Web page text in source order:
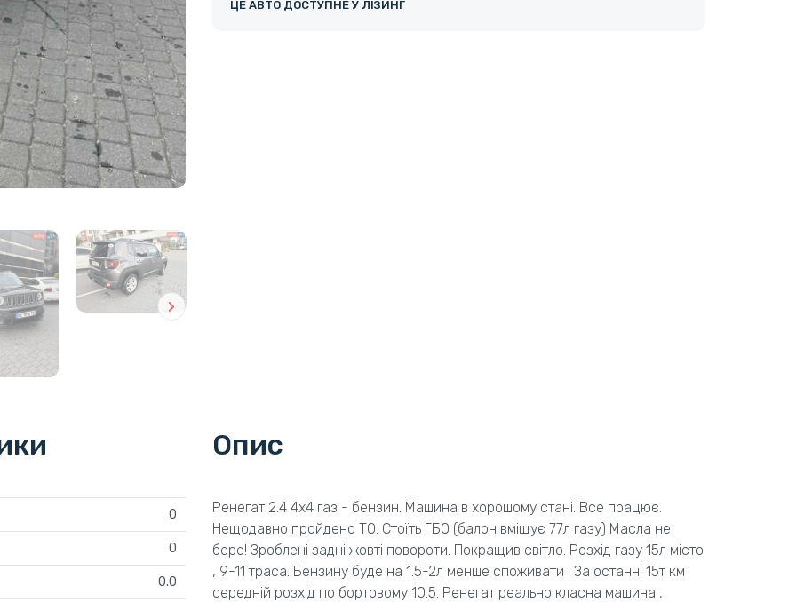
ЦЕ АВТО ДОСТУПНЕ У ЛІЗИНГ
0
0
0.0
Опис
Ренегат 2.4 4х4 газ - бензин. Машина в хорошому стані. Все працює.
Нещодавно пройдено ТО. Стоїть ГБО (балон вміщує 77л газу) Масла не
бере! Зроблені задні жовті повороти. Покращив світло. Розхід газу 15л місто
, 9-11 траса. Бензину буде на 1.5-2л менше споживати . За останні 15т км
середній розхід по бортовому 10.5. Ренегат реально класна машина ,